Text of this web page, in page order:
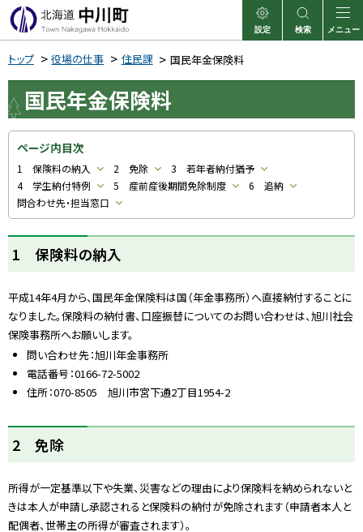
本
へ
メ
ニ
ュ
中川町 表示
設定
検索
サイト内検索
メニュー
トップ 役場の仕事 住民課 国民年金保険料
国民年金保険料
ページ内目次
1 保険料の納入 2 免除
3 若年者納付猶予
4 学生納付特例
5 産前産後期間免除制度
6 追納
問合わせ先・担当窓口
1 保険料の納入
平成14年4月から、国民年金保険料は国（年金事務所）へ直接納付することに
なりました。保険料の納付書、口座振替についてのお問い合わせは、旭川社会
保険事務所へお願いします。
問い合わせ先：旭川年金事務所
電話番号：0166-72-5002
住所：070-8505 旭川市宮下通2丁目1954-2
ッ
に
戻
る
2 免除
所得が一定基準以下や失業、災害などの理由により保険料を納められないと
きは本人が申請し承認されると保険料の納付が免除されます（申請者本人と
配偶者、世帯主の所得が審査されます）。